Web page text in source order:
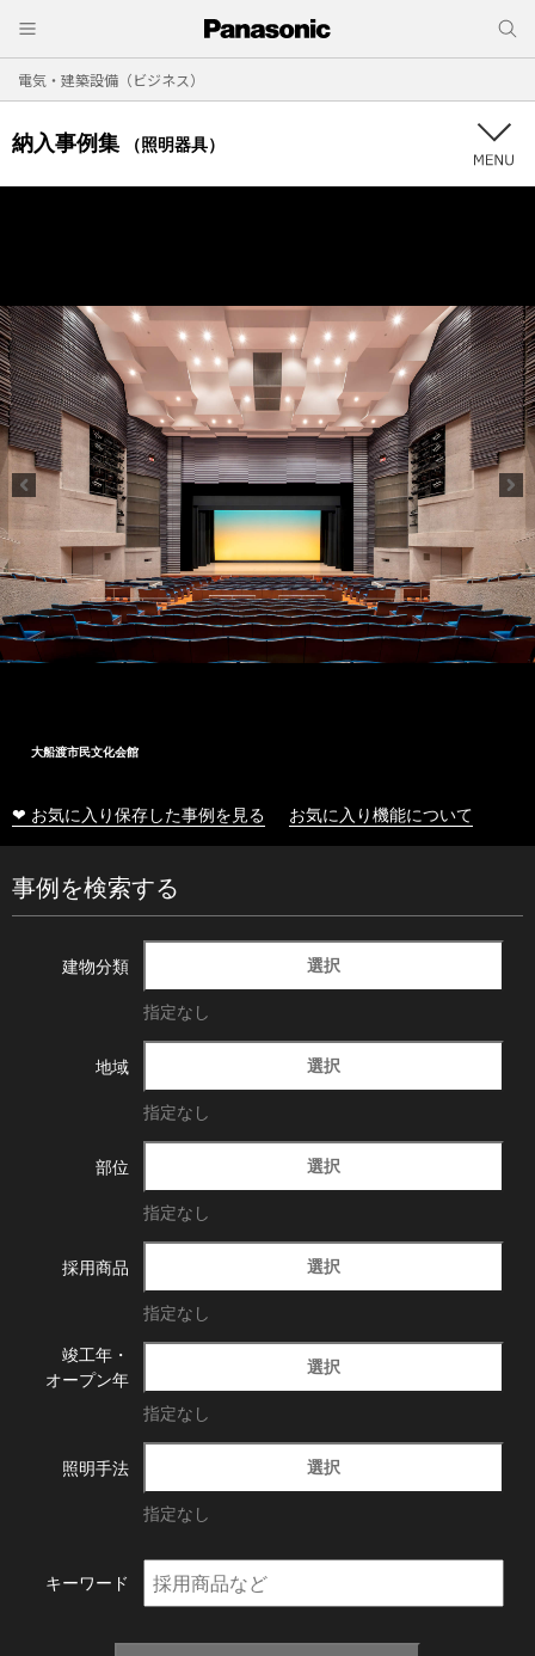
電気・建築設備（ビジネス）
納入事例集 （照明器具）
大船渡市民文化会館
❤ お気に入り保存した事例を見る お気に入り機能について
事例を検索する
建物分類 選択
指定なし
地域 選択
指定なし
部位 選択
指定なし
採用商品 選択
指定なし
竣工年・
オープン年
選択
指定なし
照明手法 選択
指定なし
キーワード